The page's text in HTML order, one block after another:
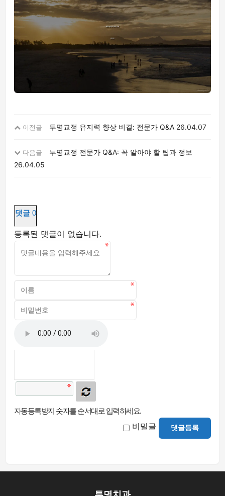
이전글 투명교정 유지력 향상 비결: 전문가 Q&A 26.04.07
다음글
투명교정 전문가 Q&A: 꼭 알아야 할 팁과 정보
26.04.05
댓글 0
등록된 댓글이 없습니다.
자동등록방지 숫자를 순서대로 입력하세요.
비밀글 댓글등록